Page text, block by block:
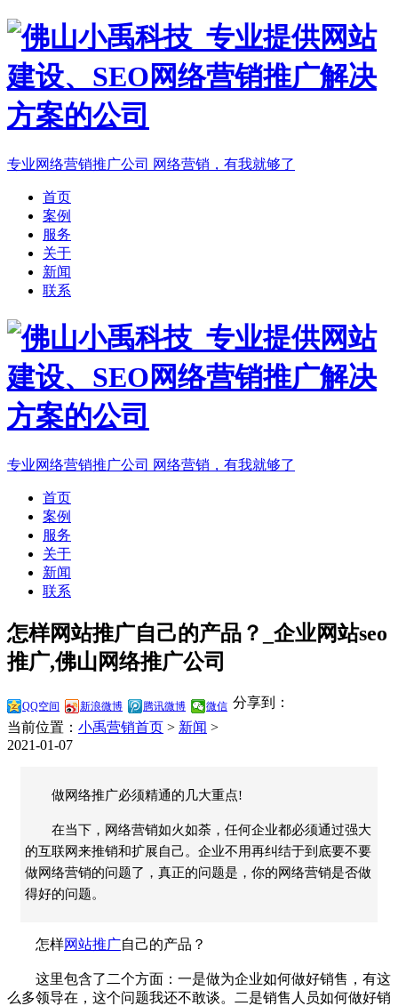
专业网络营销推广公司 网络营销，有我就够了
首页
案例
服务
关于
新闻
联系
专业网络营销推广公司 网络营销，有我就够了
首页
案例
服务
关于
新闻
联系
怎样网站推广自己的产品？_企业网站seo
推广,佛山网络推广公司
分享到：
QQ空间 新浪微博 腾讯微博 微信
当前位置： 小禹营销首页 > 新闻 >
2021-01-07
做网络推广必须精通的几大重点!
在当下，网络营销如火如荼，任何企业都必须通过强大
的互联网来推销和扩展自己。企业不用再纠结于到底要不要
做网络营销的问题了，真正的问题是，你的网络营销是否做
得好的问题。
怎样网站推广自己的产品？
这里包含了二个方面：一是做为企业如何做好销售，有这
么多领导在，这个问题我还不敢谈。二是销售人员如何做好销